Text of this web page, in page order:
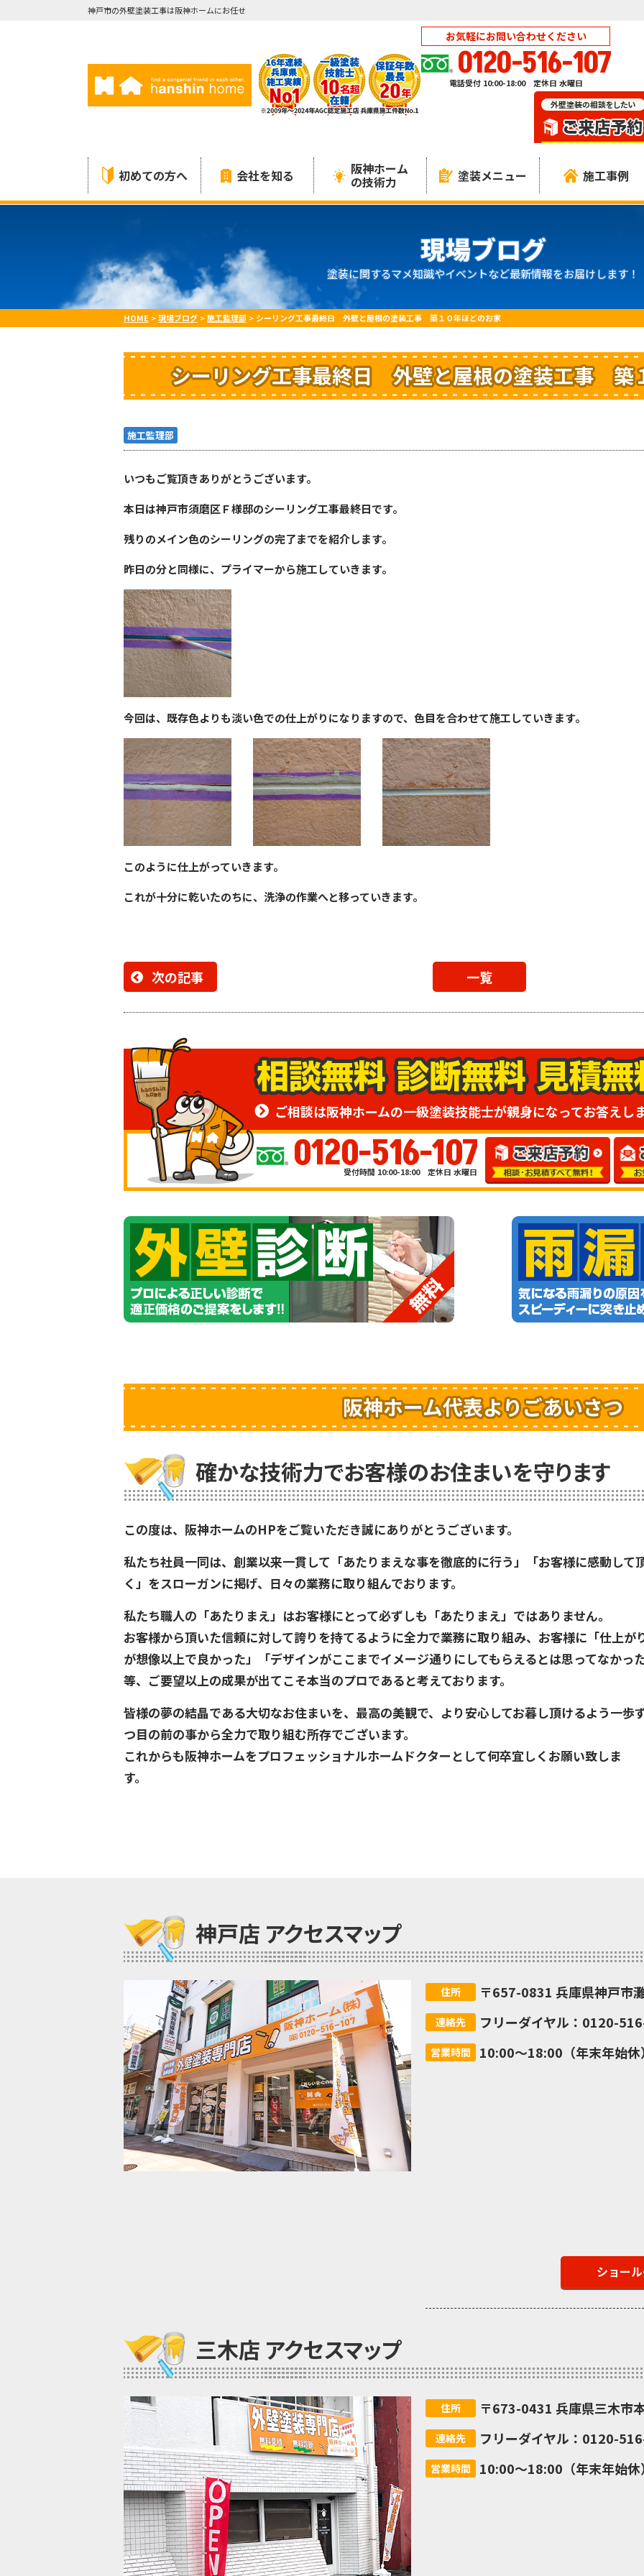
神戸市の外壁塗装工事は阪神ホームにお任せ
お気軽にお問い合わせください
0120-516-107
電話受付 10:00-18:00 定休日 水曜日
初めての方へ 会社を知る 阪神ホーム
の技術力 塗装メニュー 施工事例
現場ブログ
塗装に関するマメ知識やイベントなど最新情報をお届けします！
HOME >現場ブログ >施工監理部 > シーリング工事最終日 外壁と屋根の塗装工事 築１０年ほどのお家
シーリング工事最終日 外壁と屋根の塗装工事 築
施工監理部
いつもご覧頂きありがとうございます。
本日は神戸市須磨区Ｆ様邸のシーリング工事最終日です。
残りのメイン色のシーリングの完了までを紹介します。
昨日の分と同様に、プライマーから施工していきます。
今回は、既存色よりも淡い色での仕上がりになりますので、色目を合わせて施工していきます。
このように仕上がっていきます。
これが十分に乾いたのちに、洗浄の作業へと移っていきます。
次の記事 一覧
ご相談は阪神ホームの一級塗装技能士が親身になってお答えし
0120-516-107
受付時間 10:00-18:00 定休日 水曜日
阪神ホーム代表よりごあいさつ
確かな技術力でお客様のお住まいを守ります
この度は、阪神ホームのHPをご覧いただき誠にありがとうございます。
私たち社員一同は、創業以来一貫して「あたりまえな事を徹底的に行う」「お客様に感動して
く」をスローガンに掲げ、日々の業務に取り組んでおります。
私たち職人の「あたりまえ」はお客様にとって必ずしも「あたりまえ」ではありません。
お客様から頂いた信頼に対して誇りを持てるように全力で業務に取り組み、お客様に「仕上が
が想像以上で良かった」「デザインがここまでイメージ通りにしてもらえるとは思ってなかっ
等、ご要望以上の成果が出てこそ本当のプロであると考えております。
皆様の夢の結晶である大切なお住まいを、最高の美観で、より安心してお暮し頂けるよう一歩
つ目の前の事から全力で取り組む所存でございます。
これからも阪神ホームをプロフェッショナルホームドクターとして何卒宜しくお願い致しま
す。
神戸店 アクセスマップ
住所 〒657-0831 兵庫県神戸市
連絡先 フリーダイヤル：0120-
営業時間 10:00～18:00（年末年始休
ショー
三木店 アクセスマップ
住所 〒673-0431 兵庫県三木市
連絡先 フリーダイヤル：0120-
営業時間 10:00～18:00（年末年始休